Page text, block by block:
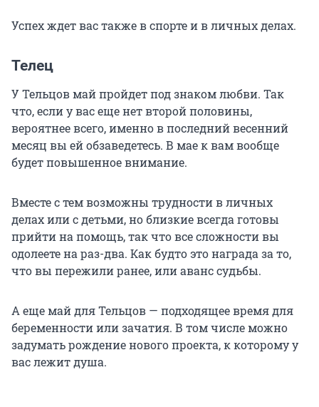
Успех ждет вас также в спорте и в личных делах.
Телец
У Тельцов май пройдет под знаком любви. Так
что, если у вас еще нет второй половины,
вероятнее всего, именно в последний весенний
месяц вы ей обзаведетесь. В мае к вам вообще
будет повышенное внимание.
Вместе с тем возможны трудности в личных
делах или с детьми, но близкие всегда готовы
прийти на помощь, так что все сложности вы
одолеете на раз-два. Как будто это награда за то,
что вы пережили ранее, или аванс судьбы.
А еще май для Тельцов — подходящее время для
беременности или зачатия. В том числе можно
задумать рождение нового проекта, к которому у
вас лежит душа.